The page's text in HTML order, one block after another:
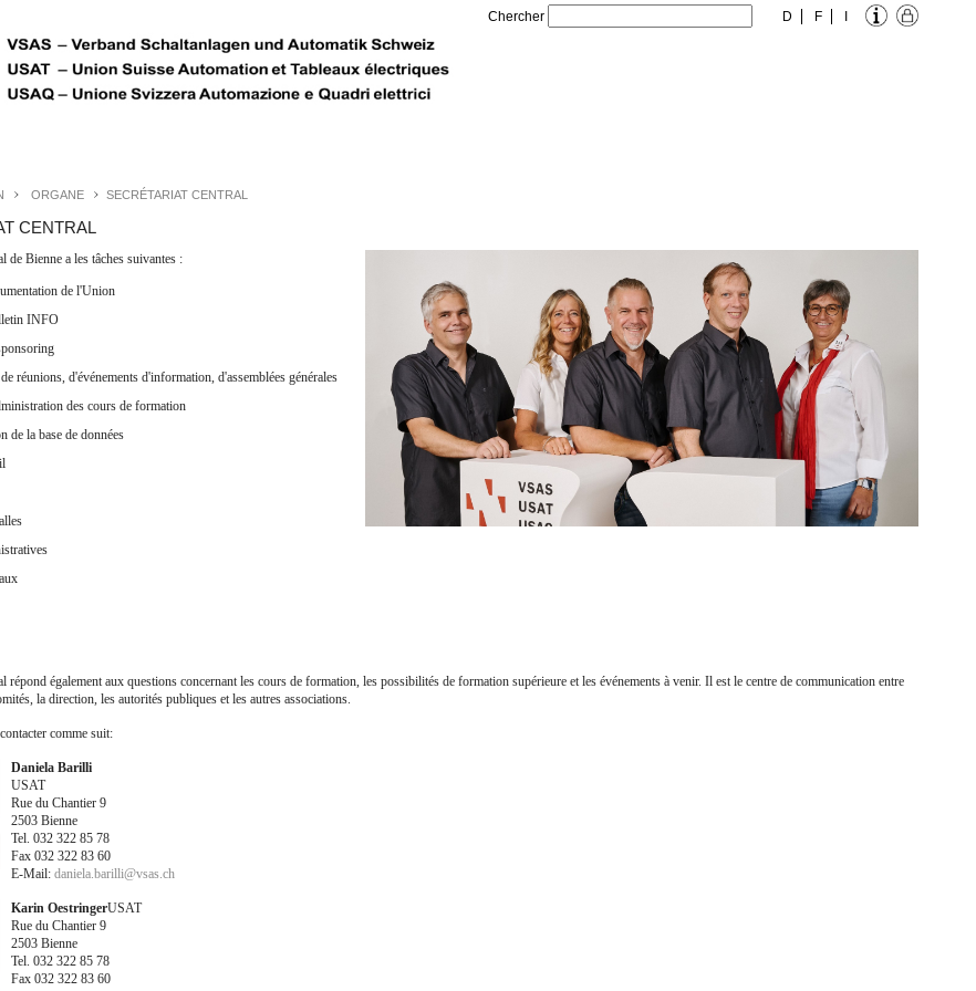
Chercher D F
ORGANE SECRÉTARIAT CENTRAL
CENTRAL
de Bienne a les tâches suivantes :
de l'Union
INFO
réunions, d'événements d'information, d'assemblées générales
des cours de formation
de la base de données
répond également aux questions concernant les cours de formation, les possibilités de formation supérieure et les événements à venir. Il est le centre de communication entre
la direction, les autorités publiques et les autres associations.
comme suit:
Daniela Barilli
USAT
Rue du Chantier 9
2503 Bienne
Tel. 032 322 85 78
Fax 032 322 83 60
E-Mail: daniela.barilli@vsas.ch
Karin OestringerUSAT
Rue du Chantier 9
2503 Bienne
Tel. 032 322 85 78
Fax 032 322 83 60